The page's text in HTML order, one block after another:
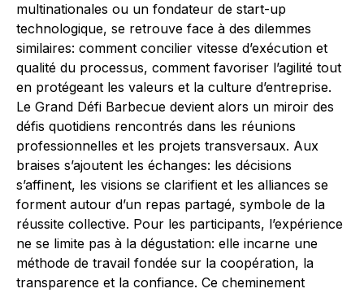
multinationales ou un fondateur de start-up
technologique, se retrouve face à des dilemmes
similaires: comment concilier vitesse d’exécution et
qualité du processus, comment favoriser l’agilité tout
en protégeant les valeurs et la culture d’entreprise.
Le Grand Défi Barbecue devient alors un miroir des
défis quotidiens rencontrés dans les réunions
professionnelles et les projets transversaux. Aux
braises s’ajoutent les échanges: les décisions
s’affinent, les visions se clarifient et les alliances se
forment autour d’un repas partagé, symbole de la
réussite collective. Pour les participants, l’expérience
ne se limite pas à la dégustation: elle incarne une
méthode de travail fondée sur la coopération, la
transparence et la confiance. Ce cheminement